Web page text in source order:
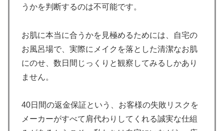
うかを判断するのは不可能です。
お肌に本当に合うかを見極めるためには、自宅の
お風呂場で、実際にメイクを落とした清潔なお肌
にのせ、数日間じっくりと観察してみるしかあり
ません。
40日間の返金保証という、お客様の失敗リスクを
メーカーがすべて肩代わりしてくれる誠実な仕組